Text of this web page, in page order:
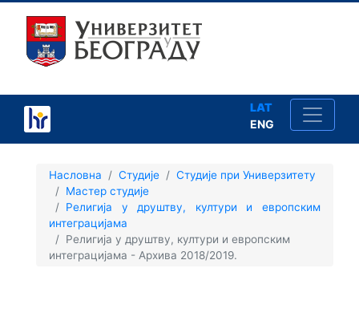
LAT
ENG
Студије
Насловна Студије
Студије при Универзитету
Мастер студије
Религија у друштву, култури и европским
интеграцијама
Религија у друштву, култури и европским
интеграцијама - Архива 2018/2019.